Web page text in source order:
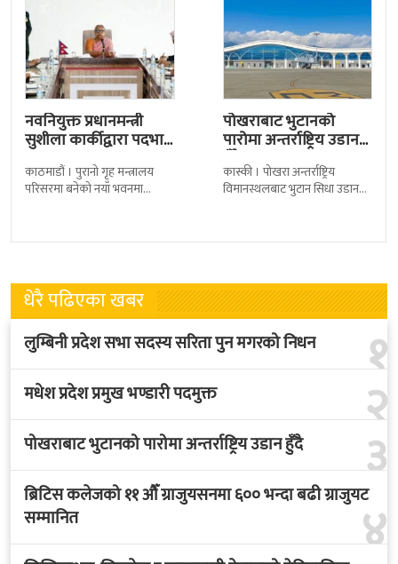
नवनियुक्त प्रधानमन्त्री
सुशीला कार्कीद्वारा पदभार
काठमाडौं । पुरानो गृह मन्त्रालय
परिसरमा बनेको नयाँ भवनमा
नवनियुक्त
पोखराबाट भुटानको
पारोमा अन्तर्राष्ट्रिय उडान
हुँदै
कास्की । पोखरा अन्तर्राष्ट्रिय
विमानस्थलबाट भुटान सिधा उडान
लागेको हो
धेरै पढिएका खबर
१
लुम्बिनी प्रदेश सभा सदस्य सरिता पुन मगरको निधन
२
मधेश प्रदेश प्रमुख भण्डारी पदमुक्त
३
पोखराबाट भुटानको पारोमा अन्तर्राष्ट्रिय उडान हुँदै
४
ब्रिटिस कलेजको ११ औँ ग्राजुयसनमा ६०० भन्दा बढी ग्राजुयट
सम्मानित